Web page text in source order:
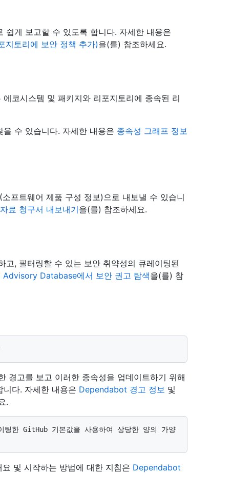
쉽게 보고할 수 있도록 합니다. 자세한 내용은
토리에 보안 정책 추가)을(를) 참조하세요.
코시스템 및 패키지와 리포지토리에 종속된 리
수 있습니다. 자세한 내용은 종속성 그래프 정보
프트웨어 제품 구성 정보)으로 내보낼 수 있습니
료 청구서 내보내기을(를) 참조하세요.
, 필터링할 수 있는 보안 취약성의 큐레이팅된
Database에서 보안 권고 탐색을(를) 참
경고를 보고 이러한 종속성을 업데이트하기 위해
다. 자세한 내용은 Dependabot 경고 정보 및
.
및 시작하는 방법에 대한 지침은 Dependabot